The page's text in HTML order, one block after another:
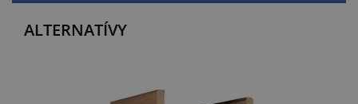
ALTERNATÍVY